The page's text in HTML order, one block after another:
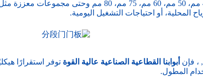
أو احتياجات التشغيل اليومية.
, ، فإن أبوابنا القطاعية الصناعية عالية القوة توفر استقرارًا
المطول.